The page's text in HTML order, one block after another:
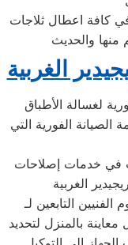
في كافة اعطال ثلاجات
الغربية
لغسالة الأطباق
الصيانة الفورية التي
خبرة أكثر من 10 سنوات في خدمات إصلاحات
التابعين لـ
بالمنزل لتحديد